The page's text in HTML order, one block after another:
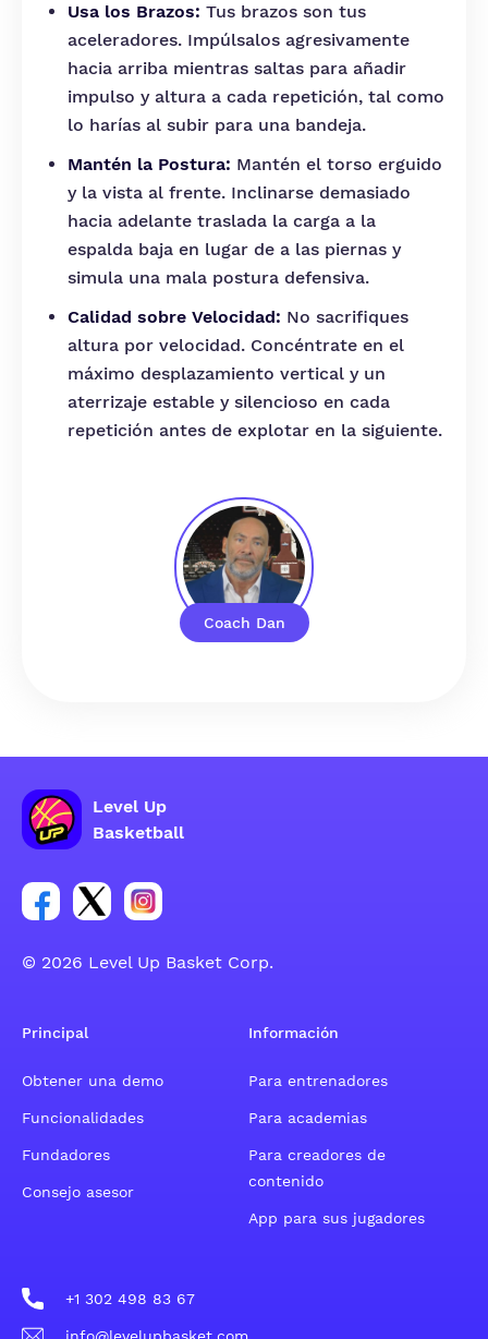
Coach Dan
Usa los Brazos: Tus brazos son tus
aceleradores. Impúlsalos agresivamente
hacia arriba mientras saltas para añadir
impulso y altura a cada repetición, tal como
lo harías al subir para una bandeja.
Mantén la Postura: Mantén el torso erguido
y la vista al frente. Inclinarse demasiado
hacia adelante traslada la carga a la
espalda baja en lugar de a las piernas y
simula una mala postura defensiva.
Calidad sobre Velocidad: No sacrifiques
altura por velocidad. Concéntrate en el
máximo desplazamiento vertical y un
aterrizaje estable y silencioso en cada
repetición antes de explotar en la siguiente.
Level Up
Basketball
Enlace para el grupo social de la cuenta de Facebook
Enlace para el grupo social de la cuenta de
Enlace para el grupo social de la cuenta
© 2026 Level Up Basket Corp.
Principal
Obtener una demo
Funcionalidades
Fundadores
Consejo asesor
Información
Para entrenadores
Para academias
Para creadores de
contenido
App para sus jugadores
+1 302 498 83 67